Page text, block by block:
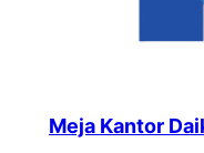
Meja Kantor